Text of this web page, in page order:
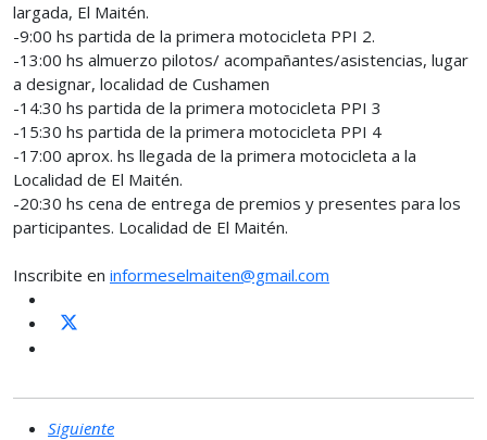
largada, El Maitén.
-9:00 hs partida de la primera motocicleta PPI 2.
-13:00 hs almuerzo pilotos/ acompañantes/asistencias, lugar
a designar, localidad de Cushamen
-14:30 hs partida de la primera motocicleta PPI 3
-15:30 hs partida de la primera motocicleta PPI 4
-17:00 aprox. hs llegada de la primera motocicleta a la
Localidad de El Maitén.
-20:30 hs cena de entrega de premios y presentes para los
participantes. Localidad de El Maitén.
Inscribite en informeselmaiten@gmail.com
Siguiente